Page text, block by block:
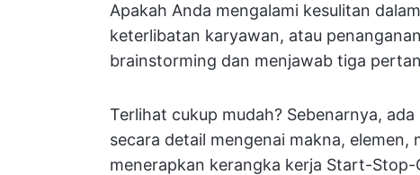
Apakah Anda mengalami kesulitan
keterlibatan karyawan, atau
brainstorming dan menjawab tiga
Terlihat cukup mudah? Sebenarnya,
secara detail mengenai makna,
menerapkan kerangka kerja Start-Stop-